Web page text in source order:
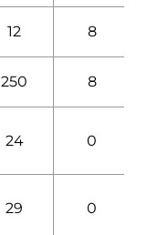
12 8
250 8
24 0
29 0